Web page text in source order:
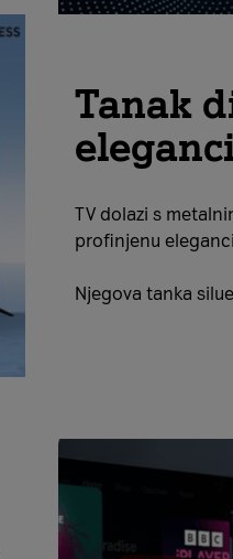
Tanak
TV dolazi s
profinjenu
Njegova tanka